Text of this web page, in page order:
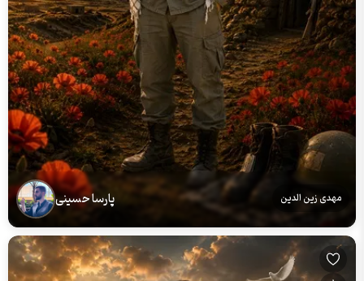
مهدی زین الدین پارسا حسینی